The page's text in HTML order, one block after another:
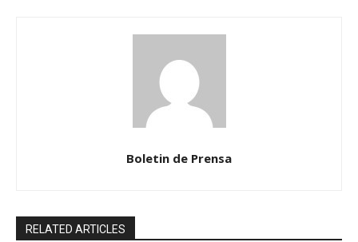
Boletin de Prensa
RELATED ARTICLES